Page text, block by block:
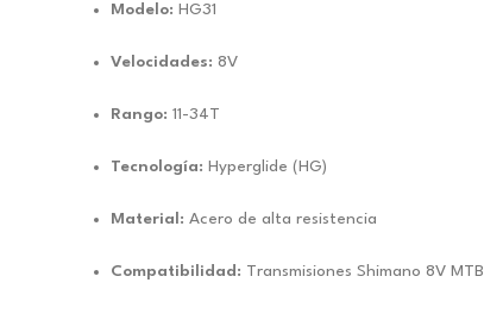
Modelo: HG31
Velocidades: 8V
Rango: 11-34T
Tecnología: Hyperglide (HG)
Material: Acero de alta resistencia
Compatibilidad: Transmisiones Shimano 8V MTB